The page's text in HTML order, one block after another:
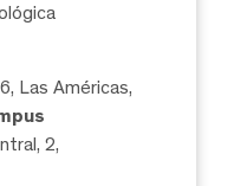
Las Américas,
2,